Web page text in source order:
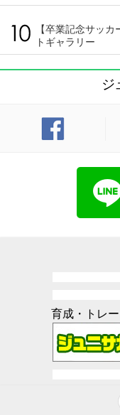
【卒業記念サッ
トギャラリー
ジ
育成・トレ